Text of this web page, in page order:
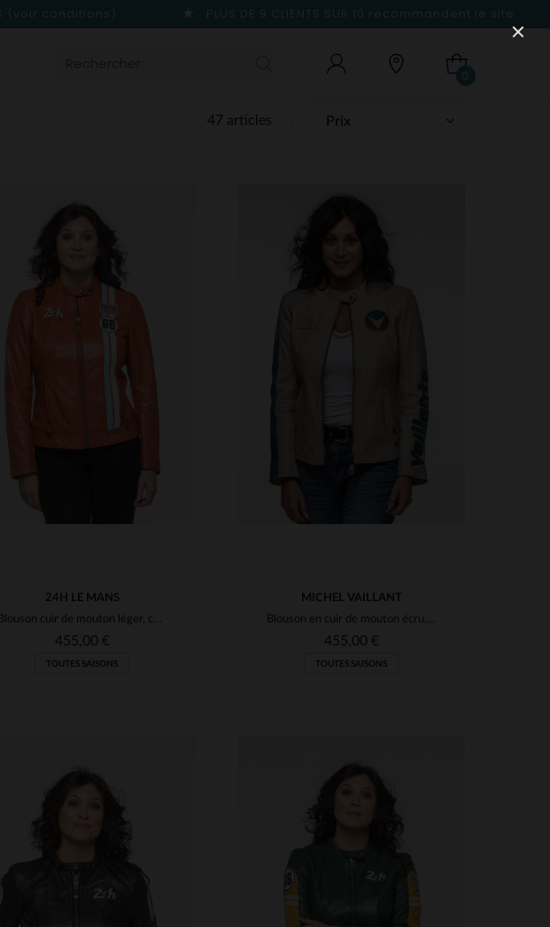
(voir conditions) PLUS DE 9 CLIENTS SUR 10 recommandent le site
0
47 articles
24H LE MANS
Blouson cuir de mouton léger, col motard, style sport des 24H du Mans.
455,00 €
TOUTES SAISONS
MICHEL VAILLANT
Blouson en cuir de mouton écru, souple et léger pour un style épuré.
455,00 €
TOUTES SAISONS